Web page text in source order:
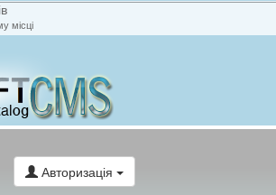
місці
Авторизація